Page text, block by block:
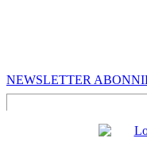
NEWSLETTER